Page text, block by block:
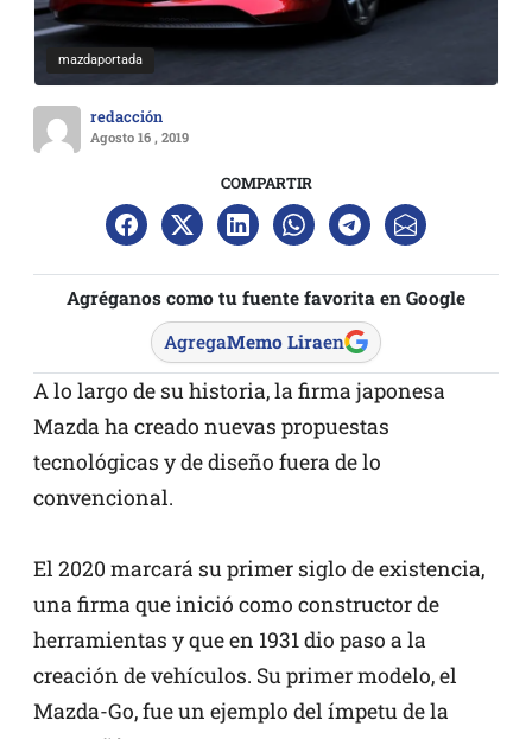
mazdaportada
redacción
Agosto 16 , 2019
COMPARTIR
Agréganos como tu fuente favorita en Google
AgregaMemo Liraen
A lo largo de su historia, la firma japonesa
Mazda ha creado nuevas propuestas
tecnológicas y de diseño fuera de lo
convencional.
El 2020 marcará su primer siglo de existencia,
una firma que inició como constructor de
herramientas y que en 1931 dio paso a la
creación de vehículos. Su primer modelo, el
Mazda-Go, fue un ejemplo del ímpetu de la